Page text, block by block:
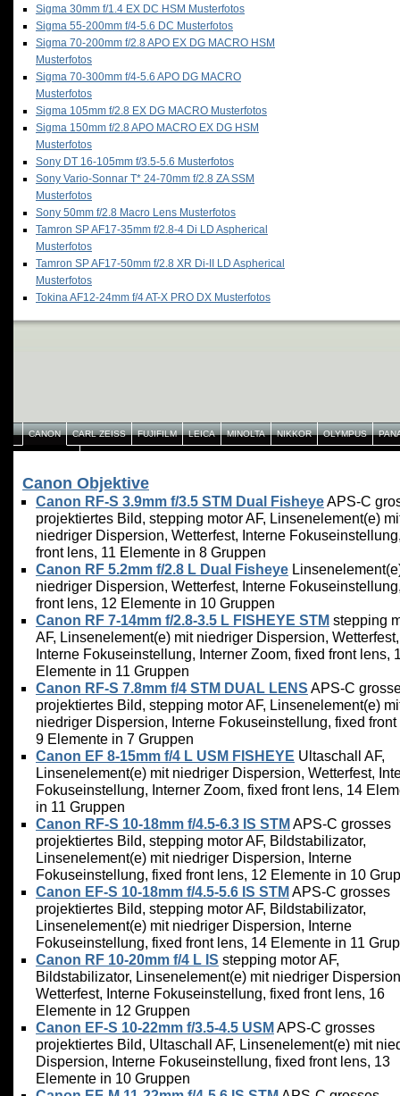
Sigma 30mm f/1.4 EX DC HSM Musterfotos
Sigma 55-200mm f/4-5.6 DC Musterfotos
Sigma 70-200mm f/2.8 APO EX DG MACRO HSM
Musterfotos
Sigma 70-300mm f/4-5.6 APO DG MACRO
Musterfotos
Sigma 105mm f/2.8 EX DG MACRO Musterfotos
Sigma 150mm f/2.8 APO MACRO EX DG HSM
Musterfotos
Sony DT 16-105mm f/3.5-5.6 Musterfotos
Sony Vario-Sonnar T* 24-70mm f/2.8 ZA SSM
Musterfotos
Sony 50mm f/2.8 Macro Lens Musterfotos
Tamron SP AF17-35mm f/2.8-4 Di LD Aspherical
Musterfotos
Tamron SP AF17-50mm f/2.8 XR Di-II LD Aspherical
Musterfotos
Tokina AF12-24mm f/4 AT-X PRO DX Musterfotos
CANON CARL ZEISS FUJIFILM LEICA MINOLTA NIKKOR OLYMPUS
Canon Objektive
Canon RF-S 3.9mm f/3.5 STM Dual FisheyeAPS-C
projektiertes Bild, stepping motor AF, Linsenelement(e)
niedriger Dispersion, Wetterfest, Interne
front lens, 11 Elemente in 8 Gruppen
Canon RF 5.2mm f/2.8 L Dual Fisheye
niedriger Dispersion, Wetterfest, Interne
front lens, 12 Elemente in 10 Gruppen
Canon RF 7-14mm f/2.8-3.5 L FISHEYE STM stepping
AF, Linsenelement(e) mit niedriger Dispersion, Wetterfest,
Interne Fokuseinstellung, Interner Zoom, fixed front lens,
Elemente in 11 Gruppen
Canon RF-S 7.8mm f/4 STM DUAL LENS APS-C
projektiertes Bild, stepping motor AF, Linsenelement(e)
niedriger Dispersion, Interne Fokuseinstellung, fixed front
9 Elemente in 7 Gruppen
Canon EF 8-15mm f/4 L USM FISHEYE Ultaschall AF,
Linsenelement(e) mit niedriger Dispersion, Wetterfest,
Fokuseinstellung, Interner Zoom, fixed front lens, 14
in 11 Gruppen
Canon RF-S 10-18mm f/4.5-6.3 IS STM APS-C grosses
projektiertes Bild, stepping motor AF, Bildstabilizator,
Linsenelement(e) mit niedriger Dispersion, Interne
Fokuseinstellung, fixed front lens, 12 Elemente in 10
Canon EF-S 10-18mm f/4.5-5.6 IS STM APS-C grosses
projektiertes Bild, stepping motor AF, Bildstabilizator,
Linsenelement(e) mit niedriger Dispersion, Interne
Fokuseinstellung, fixed front lens, 14 Elemente in 11
Canon RF 10-20mm f/4 L IS stepping motor AF,
Bildstabilizator, Linsenelement(e) mit niedriger
Wetterfest, Interne Fokuseinstellung, fixed front lens, 16
Elemente in 12 Gruppen
Canon EF-S 10-22mm f/3.5-4.5 USM APS-C grosses
projektiertes Bild, Ultaschall AF, Linsenelement(e) mit
Dispersion, Interne Fokuseinstellung, fixed front lens, 13
Elemente in 10 Gruppen